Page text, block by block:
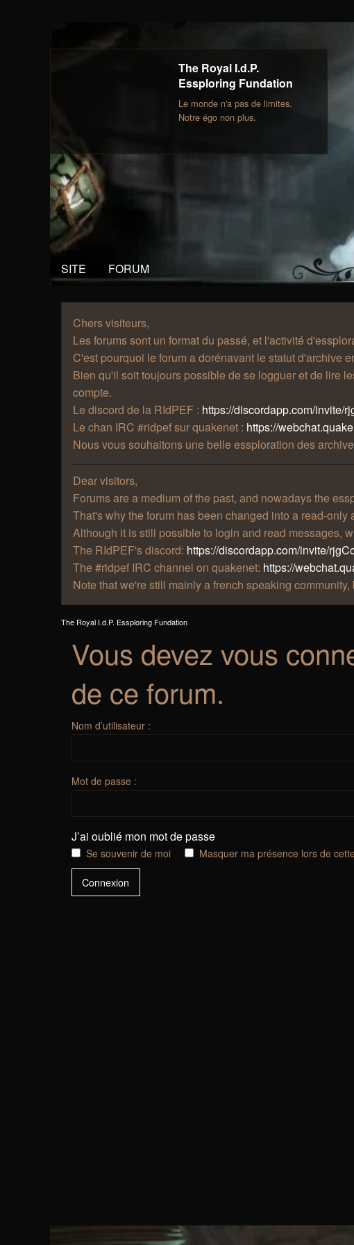
The Royal I.d.P.
Essploring Fundation
Le monde n'a pas de limites.
Notre égo non plus.
SITE FORUM
Chers visiteurs,
Les forums sont un format du passé, et l'activité
C'est pourquoi le forum a dorénavant le statut d'archive
Bien qu'il soit toujours possible de se logguer et de lire
compte.
Le discord de la RIdPEF : https://discordapp.com/invite/
Le chan IRC #ridpef sur quakenet : https://
Nous vous souhaitons une belle essploration des
Dear visitors,
Forums are a medium of the past, and nowadays the
That's why the forum has been changed into a read-only
Although it is still possible to login and read messages,
The RIdPEF's discord: https://discordapp.com/invite/
The #ridpef IRC channel on quakenet: https://
Note that we're still mainly a french speaking
The Royal I.d.P. Essploring Fundation
Vous devez vous
de ce forum.
Nom d’utilisateur :
Mot de passe :
J’ai oublié mon mot de passe
Se souvenir de moi Masquer ma présence lors de